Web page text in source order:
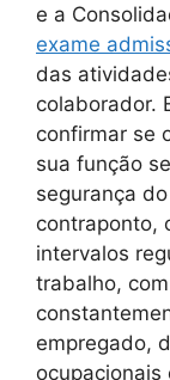
e a
exame
das
colaborador.
confirmar se
sua função
segurança
contraponto,
intervalos
trabalho,
empregado,
ocupacionais